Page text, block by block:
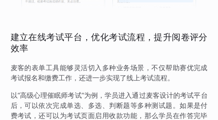
建立在线考试平台，优化考试流程，提升阅卷评分
效率
麦客的表单工具能够灵活切入多种业务场景，不仅帮助赛优完成
考试报名和缴费工作，还进一步实现了线上考试流程。
以“高级心理催眠师考试”为例，学员进入通过麦客设计的考试平台
后，可以依次完成单选、多选、判断题等多种测试题。如果是付
费考试，还可以为考试页面启用收款功能，那么学员在作答完毕